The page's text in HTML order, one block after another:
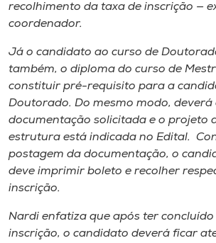
recolhimento da taxa de inscrição —
coordenador.
Já o candidato ao curso de
também, o diploma do curso de
constituir pré-requisito para a
Doutorado. Do mesmo modo, deverá
documentação solicitada e o projeto
estrutura está indicada no Edital.
postagem da documentação, o
deve imprimir boleto e recolher
inscrição.
Nardi enfatiza que após ter concluído
inscrição, o candidato deverá ficar